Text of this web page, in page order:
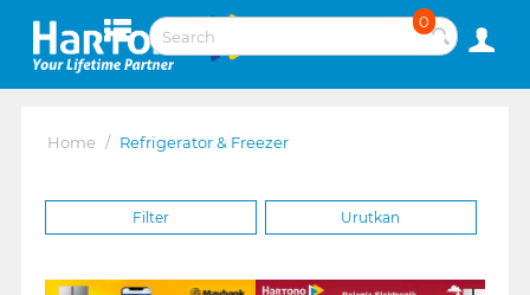
0
Home / Refrigerator & Freezer
Filter Urutkan